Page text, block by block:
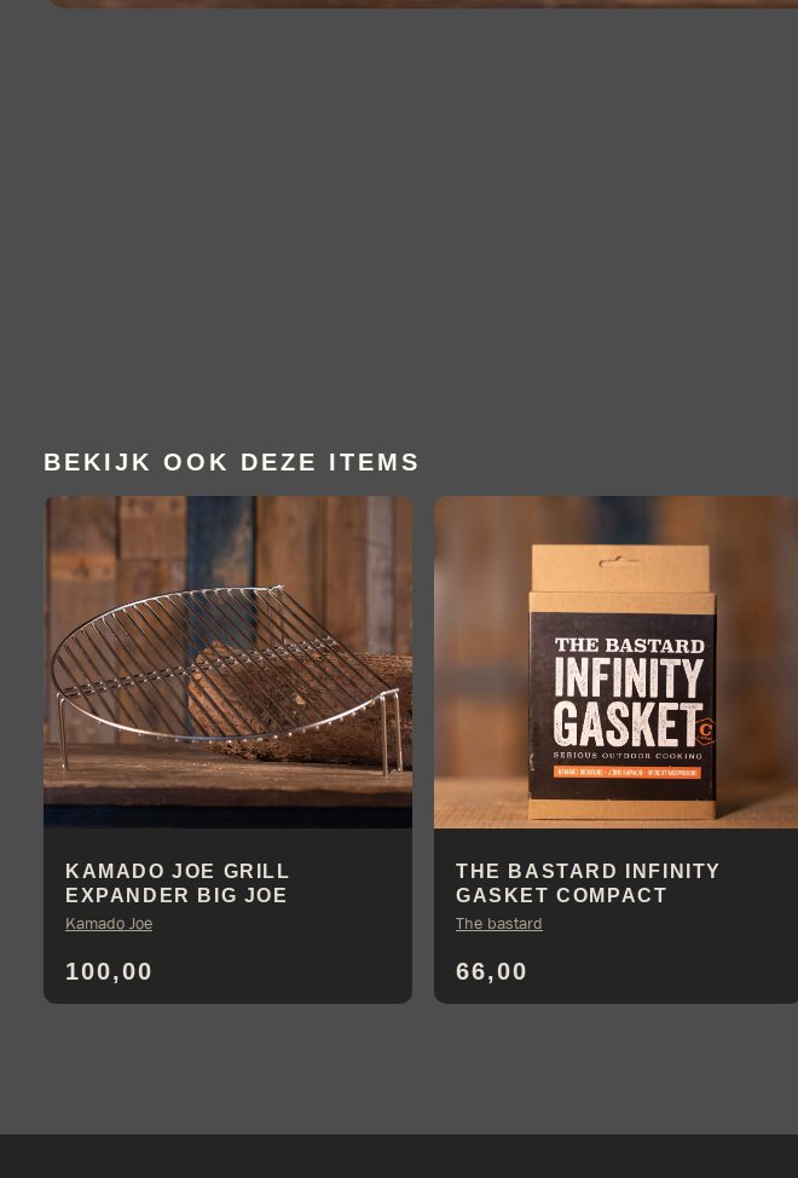
BEKIJK OOK DEZE ITEMS
KAMADO JOE GRILL
EXPANDER BIG JOE
100,00
Kamado Joe
THE BASTARD INFINITY
GASKET COMPACT
66,00
The bastard